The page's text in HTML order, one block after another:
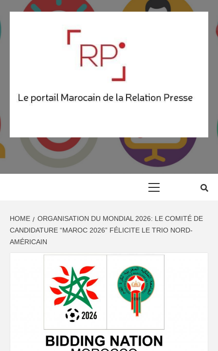
RP MAROC
RELATION PRESSE MAROC & COMMUNIQUÉ DE PRESSE
MAROC
HOME
ORGANISATION DU MONDIAL 2026: LE COMITÉ DE
CANDIDATURE “MAROC 2026” FÉLICITE LE TRIO NORD-
AMÉRICAIN